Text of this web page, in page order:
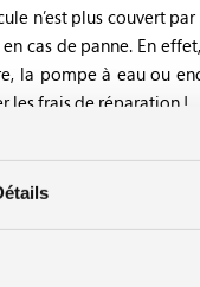
n’est plus couvert
cas de panne. En
la pompe à eau ou
les frais de réparation !
véhicule jusqu’à
sur 2 est confrontée à
!